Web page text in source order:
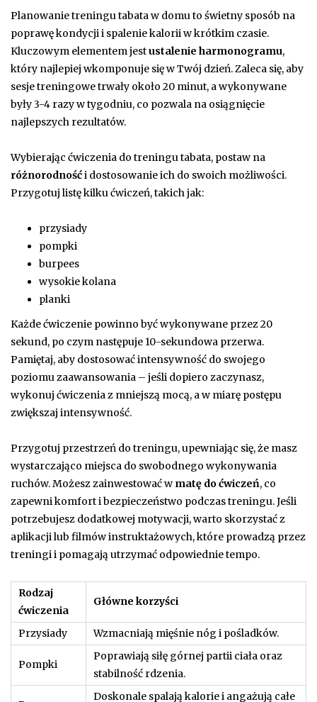
Planowanie treningu tabata w domu to świetny sposób na
poprawę kondycji i spalenie kalorii w krótkim czasie.
Kluczowym elementem jestustalenie harmonogramu,
który najlepiej wkomponuje się w Twój dzień. Zaleca się, aby
sesje treningowe trwały około 20 minut, a wykonywane
były 3-4 razy w tygodniu, co pozwala na osiągnięcie
najlepszych rezultatów.
Wybierając ćwiczenia do treningu tabata, postaw na
różnorodnośći dostosowanie ich do swoich możliwości.
Przygotuj listę kilku ćwiczeń, takich jak:
przysiady
pompki
burpees
wysokie kolana
planki
Każde ćwiczenie powinno być wykonywane przez 20
sekund, po czym następuje 10-sekundowa przerwa.
Pamiętaj, aby dostosować intensywność do swojego
poziomu zaawansowania – jeśli dopiero zaczynasz,
wykonuj ćwiczenia z mniejszą mocą, a w miarę postępu
zwiększaj intensywność.
Przygotuj przestrzeń do treningu, upewniając się, że masz
wystarczająco miejsca do swobodnego wykonywania
ruchów. Możesz zainwestować w matę do ćwiczeń, co
zapewni komfort i bezpieczeństwo podczas treningu. Jeśli
potrzebujesz dodatkowej motywacji, warto skorzystać z
aplikacji lub filmów instruktażowych, które prowadzą przez
treningi i pomagają utrzymać odpowiednie tempo.
Rodzaj
ćwiczenia
Główne korzyści
Przysiady Wzmacniają mięśnie nóg i pośladków.
Pompki
Poprawiają siłę górnej partii ciała oraz
stabilność rdzenia.
Doskonale spalają kalorie i angażują całe